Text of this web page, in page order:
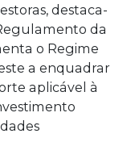
destaca-
da
o Regime
a enquadrar
aplicável à